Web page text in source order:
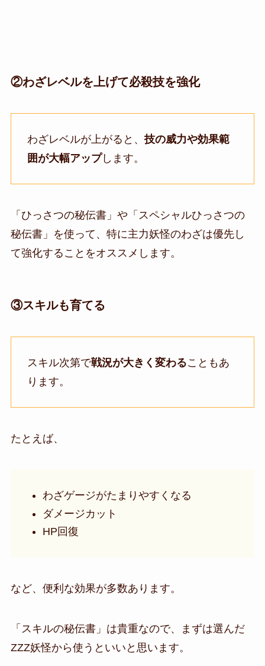
②わざレベルを上げて必殺技を強化
わざレベルが上がると、技の威力や効果範
囲が大幅アップします。
「ひっさつの秘伝書」や「スペシャルひっさつの
秘伝書」を使って、特に主力妖怪のわざは優先し
て強化することをオススメします。
③スキルも育てる
スキル次第で戦況が大きく変わることもあ
ります。
たとえば、
わざゲージがたまりやすくなる
ダメージカット
HP回復
など、便利な効果が多数あります。
「スキルの秘伝書」は貴重なので、まずは選んだ
ZZZ妖怪から使うといいと思います。